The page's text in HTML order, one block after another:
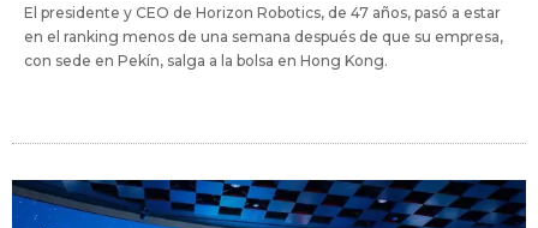
El presidente y CEO de Horizon Robotics, de 47 años, pasó a estar
en el ranking menos de una semana después de que su empresa,
con sede en Pekín, salga a la bolsa en Hong Kong.